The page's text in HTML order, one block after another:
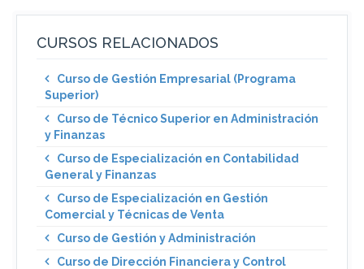
CURSOS RELACIONADOS
Curso de Gestión Empresarial (Programa
Superior)
Curso de Técnico Superior en Administración
y Finanzas
Curso de Especialización en Contabilidad
General y Finanzas
Curso de Especialización en Gestión
Comercial y Técnicas de Venta
Curso de Gestión y Administración
Curso de Dirección Financiera y Control